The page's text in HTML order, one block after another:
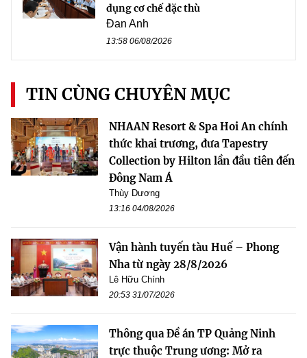
dụng cơ chế đặc thù
Đan Anh
13:58 06/08/2026
TIN CÙNG CHUYÊN MỤC
NHAAN Resort & Spa Hoi An chính
thức khai trương, đưa Tapestry
Collection by Hilton lần đầu tiên đến
Đông Nam Á
Thùy Dương
13:16 04/08/2026
Vận hành tuyến tàu Huế – Phong
Nha từ ngày 28/8/2026
Lê Hữu Chính
20:53 31/07/2026
Thông qua Đề án TP Quảng Ninh
trực thuộc Trung ương: Mở ra